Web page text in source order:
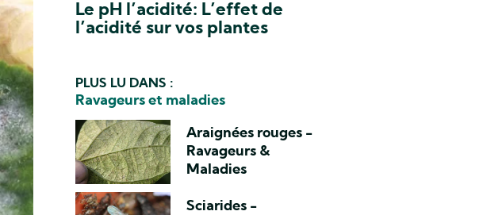
Le pH l’acidité: L’effet de
l’acidité sur vos plantes
PLUS LU DANS :
Ravageurs et maladies
Araignées rouges -
Ravageurs &
Maladies
Sciarides -